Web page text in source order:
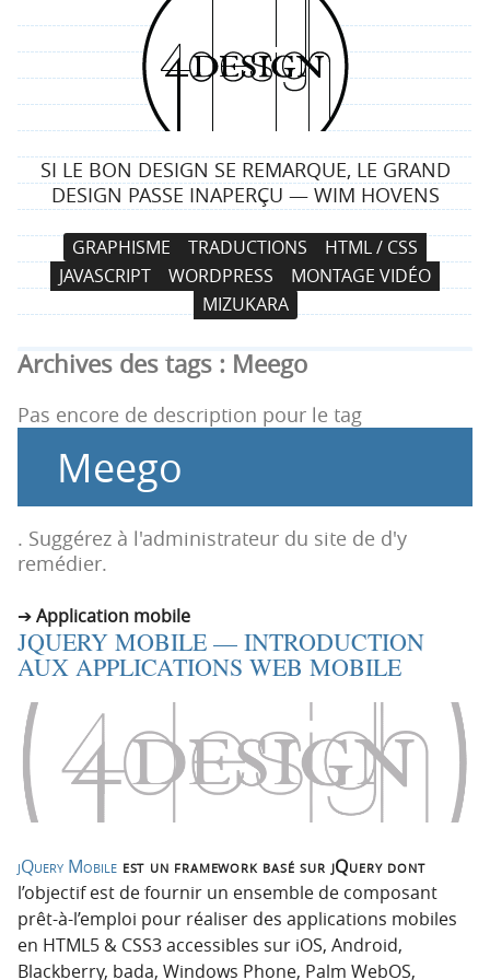
4
d
e
s
i
g
SI LE BON DESIGN SE REMARQUE, LE GRAND
DESIGN PASSE INAPERÇU — WIM HOVENS
g
a
t
i
p
i
c
i
p
e
r
a
u
c
t
n
GRAPHISME TRADUCTIONS
HTML / CSS
JAVASCRIPT
WORDPRESS
MONTAGE VIDÉO
MIZUKARA
Archives des tags : Meego
Pas encore de description pour le tag
Meego
. Suggérez à l'administrateur du site de d'y
remédier.
Application mobile
JQUERY MOBILE — INTRODUCTION
AUX APPLICATIONS WEB MOBILE
jQuery Mobile est un framework basé sur jQuery dont
l’objectif est de fournir un ensemble de composant
prêt-à-l’emploi pour réaliser des applications mobiles
en HTML5 & CSS3 accessibles sur iOS, Android,
Blackberry, bada, Windows Phone, Palm WebOS,